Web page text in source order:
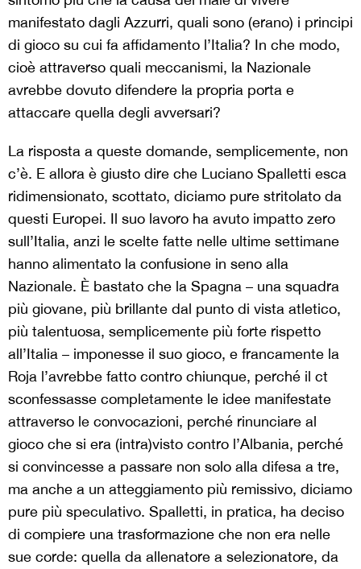
manifestato dagli Azzurri, quali sono (erano) i principi
di gioco su cui fa affidamento l’Italia? In che modo,
cioè attraverso quali meccanismi, la Nazionale
avrebbe dovuto difendere la propria porta e
attaccare quella degli avversari?
La risposta a queste domande, semplicemente, non
c’è. E allora è giusto dire che Luciano Spalletti esca
ridimensionato, scottato, diciamo pure stritolato da
questi Europei. Il suo lavoro ha avuto impatto zero
sull’Italia, anzi le scelte fatte nelle ultime settimane
hanno alimentato la confusione in seno alla
Nazionale. È bastato che la Spagna – una squadra
più giovane, più brillante dal punto di vista atletico,
più talentuosa, semplicemente più forte rispetto
all’Italia – imponesse il suo gioco, e francamente la
Roja l’avrebbe fatto contro chiunque, perché il ct
sconfessasse completamente le idee manifestate
attraverso le convocazioni, perché rinunciare al
gioco che si era (intra)visto contro l’Albania, perché
si convincesse a passare non solo alla difesa a tre,
ma anche a un atteggiamento più remissivo, diciamo
pure più speculativo. Spalletti, in pratica, ha deciso
di compiere una trasformazione che non era nelle
sue corde: quella da allenatore a selezionatore, da